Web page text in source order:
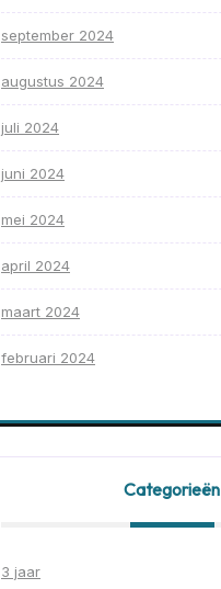
september 2024
augustus 2024
juli 2024
juni 2024
mei 2024
april 2024
maart 2024
februari 2024
Categorieën
3 jaar